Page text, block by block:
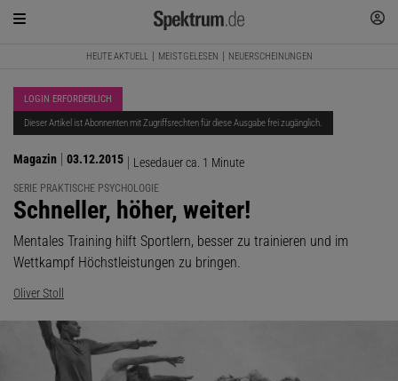
HEUTE AKTUELL MEISTGELESEN NEUERSCHEINUNGEN
LOGIN ERFORDERLICH
Dieser Artikel ist Abonnenten mit Zugriffsrechten für diese Ausgabe frei zugänglich.
Magazin 03.12.2015 Lesedauer ca. 1 Minute
SERIE PRAKTISCHE PSYCHOLOGIE
:
Schneller, höher, weiter!
Mentales Training hilft Sportlern, besser zu trainieren und im
Wettkampf Höchstleistungen zu bringen.
Oliver Stoll